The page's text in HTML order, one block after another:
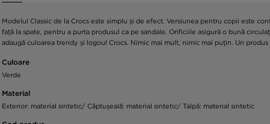
Modelul Classic de la Crocs este simplu și de efect. Versiunea pentru copii este
față la spate, pentru a purta produsul ca pe sandale. Orificiile asigură o bună
adaugă culoarea trendy și logoul Crocs. Nimic mai mult, nimic mai puțin. Un produs
Culoare
Verde
Material
Exterior: material sintetic/ Căptușeală: material sintetic/ Talpă: material sintetic